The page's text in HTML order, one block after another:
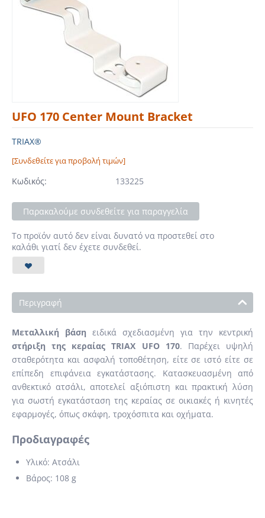
UFO 170 Center Mount Bracket
TRIAX®
[Συνδεθείτε για προβολή τιμών]
Κωδικός: 133225
Παρακαλούμε συνδεθείτε για παραγγελία
Το προϊόν αυτό δεν είναι δυνατό να προστεθεί στο
καλάθι γιατί δεν έχετε συνδεθεί.
Περιγραφή
Μεταλλική βάση ειδικά σχεδιασμένη για την κεντρική
στήριξη της κεραίας TRIAX UFO 170. Παρέχει υψηλή
σταθερότητα και ασφαλή τοποθέτηση, είτε σε ιστό είτε σε
επίπεδη επιφάνεια εγκατάστασης. Κατασκευασμένη από
ανθεκτικό ατσάλι, αποτελεί αξιόπιστη και πρακτική λύση
για σωστή εγκατάσταση της κεραίας σε οικιακές ή κινητές
εφαρμογές, όπως σκάφη, τροχόσπιτα και οχήματα.
Προδιαγραφές
Υλικό: Ατσάλι
Βάρος: 108 g